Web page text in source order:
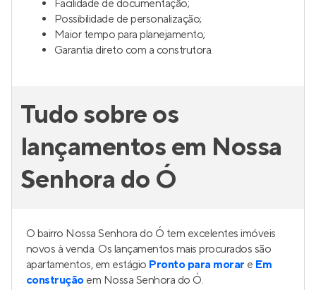
Facilidade de documentação;
Possibilidade de personalização;
Maior tempo para planejamento;
Garantia direto com a construtora.
Tudo sobre os
lançamentos em Nossa
Senhora do Ó
O bairro Nossa Senhora do Ó tem excelentes imóveis
novos à venda. Os lançamentos mais procurados são
apartamentos, em estágio Pronto para morar e Em
construção em Nossa Senhora do Ó.